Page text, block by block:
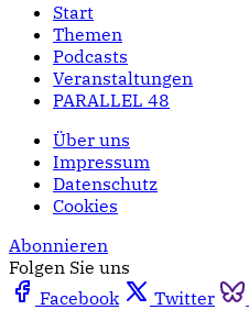
Start
Themen
Podcasts
Veranstaltungen
PARALLEL 48
Über uns
Impressum
Datenschutz
Cookies
Abonnieren
Folgen Sie uns
Facebook
Twitter